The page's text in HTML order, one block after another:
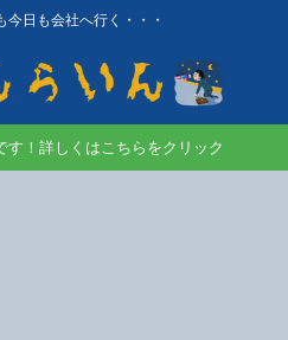
今日も会社へ行く・・・
す！詳しくはこちらをクリック